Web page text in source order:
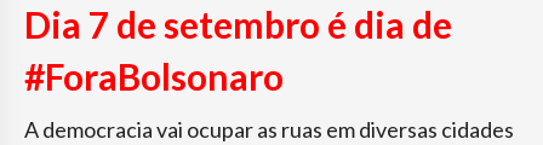
Dia 7 de setembro é dia de
#ForaBolsonaro
A democracia vai ocupar as ruas em diversas cidades